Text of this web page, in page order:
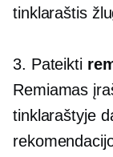
tinklaraštis
3. Pateikti
Remiamas
tinklaraštyje